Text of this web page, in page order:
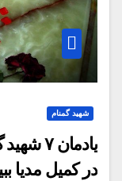
شهید گمنام
در کمیل مدیا